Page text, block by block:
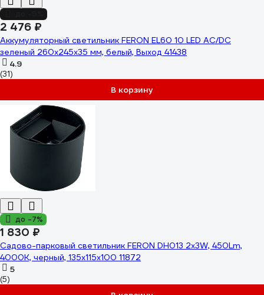
2 476 ₽
Аккумуляторный светильник FERON EL60 10 LED AC/DC
зеленый 260х245х35 мм, белый, Выход 41438
4.9
(31)
В корзину
до -7%
1 830 ₽
Садово-парковый светильник FERON DH013 2х3W, 450Lm,
4000K, черный, 135х115х100 11872
5
(5)